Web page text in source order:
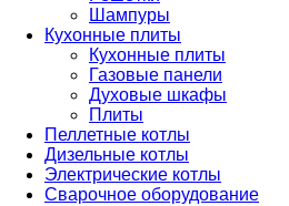
Шампуры
Кухонные плиты
Кухонные плиты
Газовые панели
Духовые шкафы
Плиты
Пеллетные котлы
Дизельные котлы
Электрические котлы
Сварочное оборудование